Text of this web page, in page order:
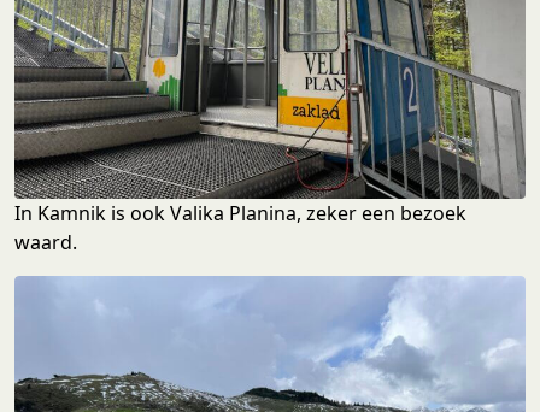
In Kamnik is ook Valika Planina, zeker een bezoek
waard.